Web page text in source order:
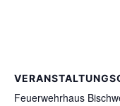
Feuerwehrhaus